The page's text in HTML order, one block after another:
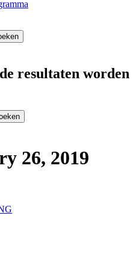
resultaten worden
26, 2019